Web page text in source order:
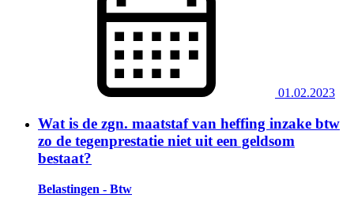
01.02.2023
Wat is de zgn. maatstaf van heffing inzake btw
zo de tegenprestatie niet uit een geldsom
bestaat?
Belastingen - Btw